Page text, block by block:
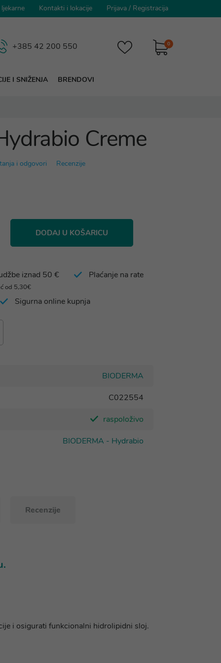
Kontakti i lokacije Prijava / Registracija
0
+385 42 200 550
I SNIŽENJA BRENDOVI
Creme
i odgovori Recenzije
DODAJ U KOŠARICU
iznad 50 €
od 5,30€
Plaćanje na rate
Sigurna online kupnja
BIODERMA
C022554
raspoloživo
BIODERMA - Hydrabio
Recenzije
i osigurati funkcionalni hidrolipidni sloj.